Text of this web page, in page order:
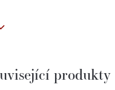
produkty